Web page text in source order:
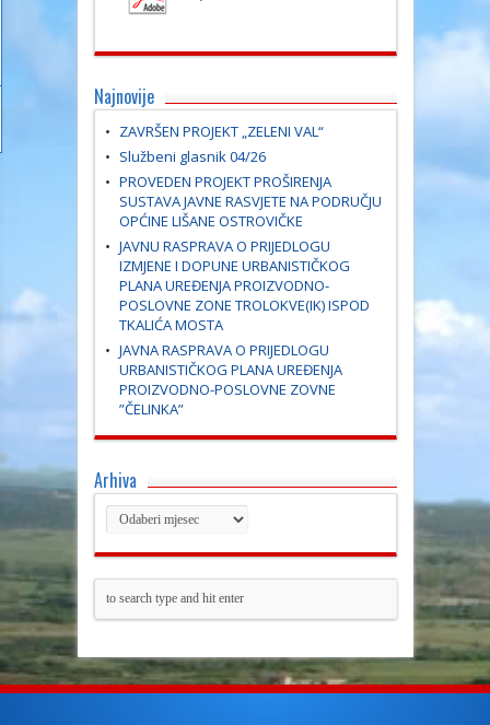
Najnovije
ZAVRŠEN PROJEKT „ZELENI VAL“
Službeni glasnik 04/26
PROVEDEN PROJEKT PROŠIRENJA
SUSTAVA JAVNE RASVJETE NA PODRUČJU
OPĆINE LIŠANE OSTROVIČKE
JAVNU RASPRAVA O PRIJEDLOGU
IZMJENE I DOPUNE URBANISTIČKOG
PLANA UREĐENJA PROIZVODNO-
POSLOVNE ZONE TROLOKVE(IK) ISPOD
TKALIĆA MOSTA
JAVNA RASPRAVA O PRIJEDLOGU
URBANISTIČKOG PLANA UREĐENJA
PROIZVODNO-POSLOVNE ZOVNE
”ČELINKA”
Arhiva